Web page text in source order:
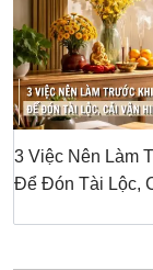
3 Việc Nên Làm
Để Đón Tài Lộc,